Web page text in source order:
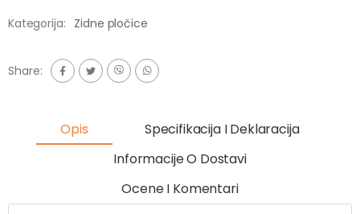
Kategorija: Zidne pločice
Share:
Opis
Specifikacija I Deklaracija
Informacije O Dostavi
Ocene I Komentari